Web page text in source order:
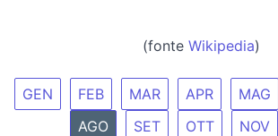
(fonte Wikipedia)
GEN FEB MAR APR MAG
AGO
SET OTT NOV